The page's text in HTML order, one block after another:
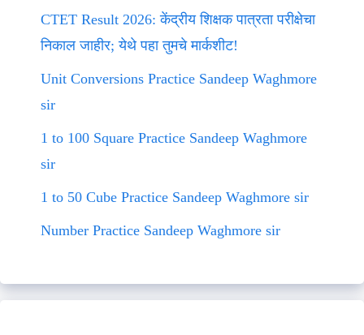
CTET Result 2026: केंद्रीय शिक्षक पात्रता परीक्षेचा
निकाल जाहीर; येथे पहा तुमचे मार्कशीट!
Unit Conversions Practice Sandeep Waghmore
sir
1 to 100 Square Practice Sandeep Waghmore
sir
1 to 50 Cube Practice Sandeep Waghmore sir
Number Practice Sandeep Waghmore sir